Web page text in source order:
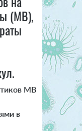
(МВ),
МВ
в